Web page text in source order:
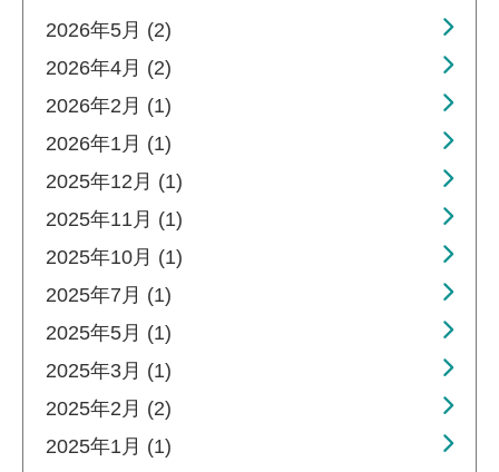
2026年5月 (2)
2026年4月 (2)
2026年2月 (1)
2026年1月 (1)
2025年12月 (1)
2025年11月 (1)
2025年10月 (1)
2025年7月 (1)
2025年5月 (1)
2025年3月 (1)
2025年2月 (2)
2025年1月 (1)